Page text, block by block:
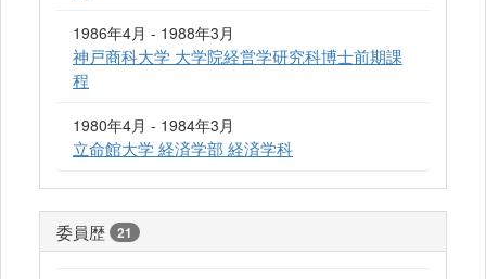
1986年4月 - 1988年3月
神戸商科大学 大学院経営学研究科博士前期課
程
1980年4月 - 1984年3月
立命館大学 経済学部 経済学科
委員歴 21